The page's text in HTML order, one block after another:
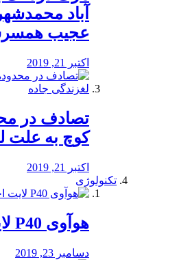
آباد
عجیب
اکتبر 21, 2019
تصادف در
کوچ به علت
اکتبر 21, 2019
تکنولوژی
هوآوی P40 لایت احتمالا موبا
دسامبر 23, 2019